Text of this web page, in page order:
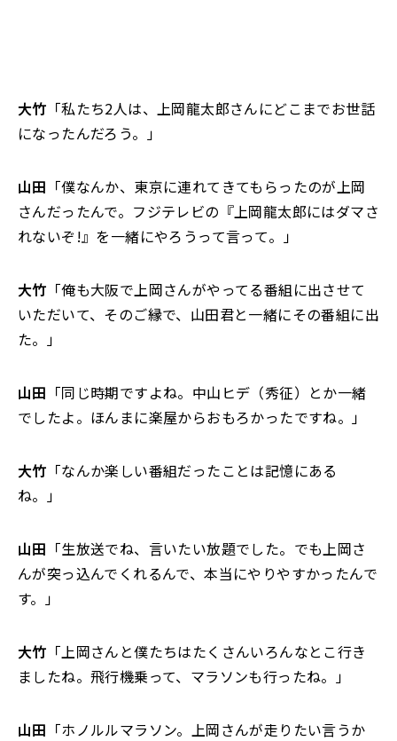
大竹 「私たち2人は、上岡龍太郎さんにどこまでお世話
になったんだろう。」
山田 「僕なんか、東京に連れてきてもらったのが上岡
さんだったんで。フジテレビの『上岡龍太郎にはダマさ
れないぞ!』を一緒にやろうって言って。」
大竹 「俺も大阪で上岡さんがやってる番組に出させて
いただいて、そのご縁で、山田君と一緒にその番組に出
た。」
山田 「同じ時期ですよね。中山ヒデ（秀征）とか一緒
でしたよ。ほんまに楽屋からおもろかったですね。」
大竹 「なんか楽しい番組だったことは記憶にある
ね。」
山田 「生放送でね、言いたい放題でした。でも上岡さ
んが突っ込んでくれるんで、本当にやりやすかったんで
す。」
大竹 「上岡さんと僕たちはたくさんいろんなとこ行き
ましたね。飛行機乗って、マラソンも行ったね。」
山田 「ホノルルマラソン。上岡さんが走りたい言うか